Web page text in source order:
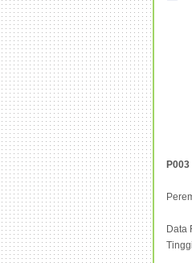
P003
Data